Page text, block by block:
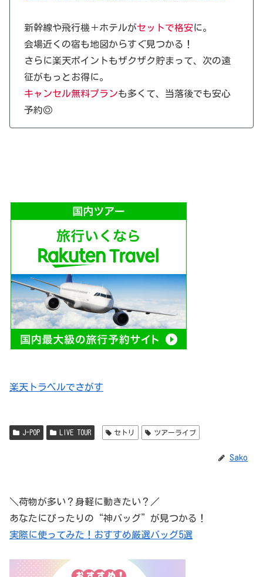
新幹線や飛行機＋ホテルがセットで格安に。
会場近くの宿も地図からすぐ見つかる！
さらに楽天ポイントもザクザク貯まって、次の遠
征がもっとお得に。
キャンセル無料プランも多くて、当落後でも安心
予約◎
楽天トラベルでさがす
J-POP LIVE TOUR セトリ ツアーライブ
Sako
＼荷物が多い？身軽に動きたい？／
あなたにぴったりの“神バッグ”が見つかる！
実際に使ってみた！おすすめ厳選バッグ5選